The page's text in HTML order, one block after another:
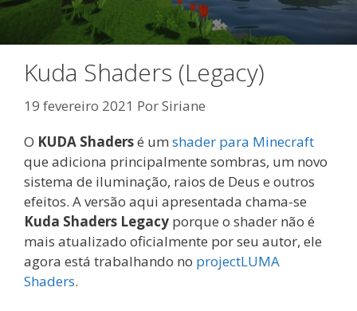
Kuda Shaders (Legacy)
19 fevereiro 2021 PorSiriane
O KUDA Shadersé um shader para Minecraft
que adiciona principalmente sombras, um novo
sistema de iluminação, raios de Deus e outros
efeitos. A versão aqui apresentada chama-se
Kuda Shaders Legacy porque o shader não é
mais atualizado oficialmente por seu autor, ele
agora está trabalhando no projectLUMA
Shaders.